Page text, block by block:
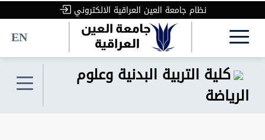
نظام جامعة العين العراقية الالكتروني
EN
كلية التربية البدنية وعلوم
الرياضة